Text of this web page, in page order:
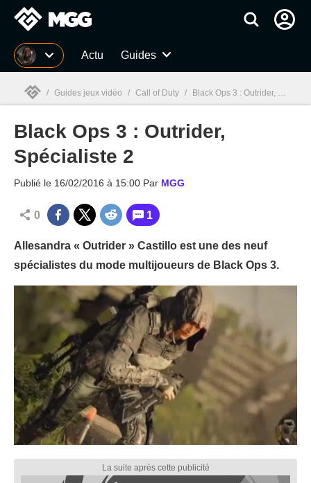
MGG Actu Guides
MGG
/ Guides jeux vidéo / Call of Duty / Black Ops 3 : Outrider, Spécialiste 2
Black Ops 3 : Outrider,
Spécialiste 2
Publié le 16/02/2016 à 15:00 Par MGG
0 1
Allesandra « Outrider » Castillo est une des neuf
spécialistes du mode multijoueurs de Black Ops 3.